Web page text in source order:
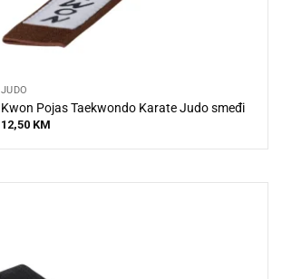
JUDO
Kwon Pojas Taekwondo Karate Judo smeđi
12,50 KM